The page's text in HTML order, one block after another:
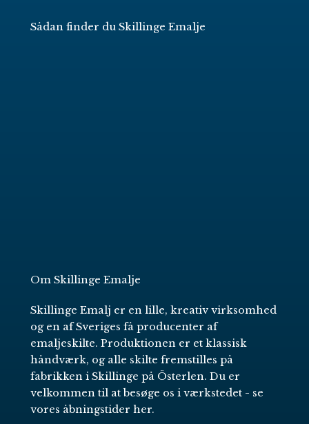
Sådan finder du Skillinge Emalje
Om Skillinge Emalje
Skillinge Emalj er en lille, kreativ virksomhed
og en af Sveriges få producenter af
emaljeskilte. Produktionen er et klassisk
håndværk, og alle skilte fremstilles på
fabrikken i Skillinge på Österlen. Du er
velkommen til at besøge os i værkstedet - se
vores åbningstider her.